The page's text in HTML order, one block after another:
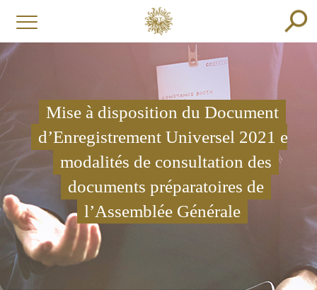
Mise à disposition du Document
d’Enregistrement Universel 2021 et
modalités de consultation des
documents préparatoires de
l’Assemblée Générale